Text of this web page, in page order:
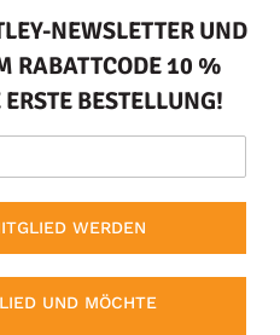
NEWSLETTER UND
RABATTCODE 10 %
BESTELLUNG!
WERDEN
UND MÖCHTE